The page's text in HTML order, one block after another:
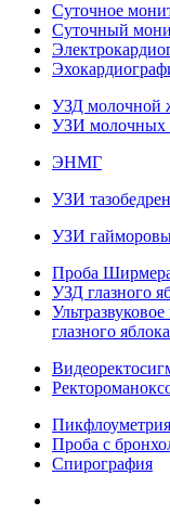
Суточное
Суточный
УЗД молочной
УЗИ молочных
ЭНМГ
УЗИ
УЗИ
Проба
УЗД глазного
глазного яблока
Пикфлоуметрия
Проба с
Спирография